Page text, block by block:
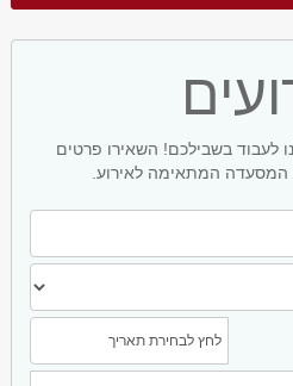
לעבוד בשבילכם! השאירו פרטים
המתאימה לאירוע.